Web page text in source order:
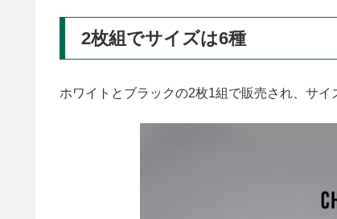
2枚組でサイズは6種
ホワイトとブラックの2枚1組で販売され、サ